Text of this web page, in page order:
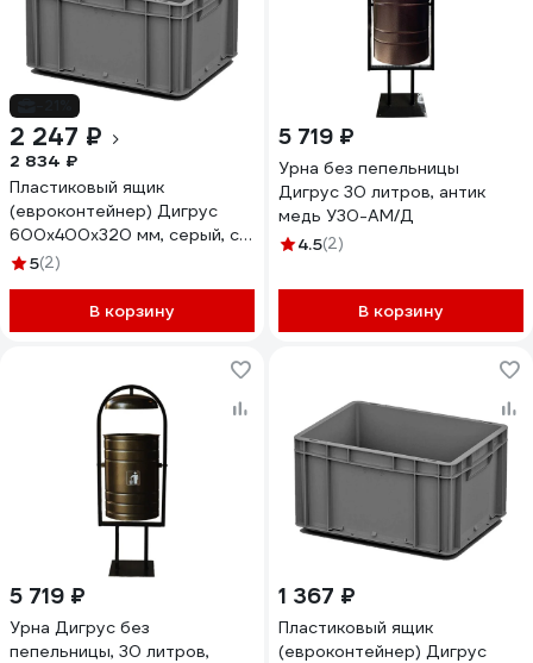
2 247 ₽
2 834 ₽
Пластиковый ящик
(евроконтейнер) Дигрус
600х400х320 мм, серый, с
гладким дном EC6432-ЯС/Д
5(2)
В корзину
5 719 ₽
Урна без пепельницы
Дигрус 30 литров, антик
медь У30-АМ/Д
4.5(2)
В корзину
5 719 ₽
Урна Дигрус без
пепельницы, 30 литров,
1 367 ₽
Пластиковый ящик
(евроконтейнер) Дигрус